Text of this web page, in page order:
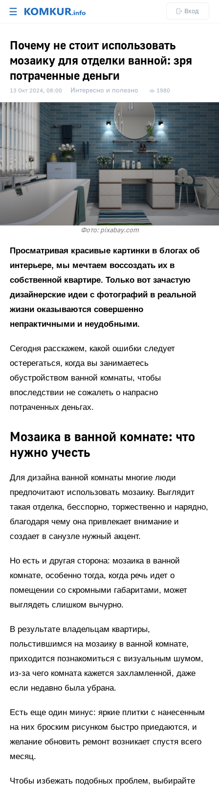
☰ Вход
Почему не стоит использовать
мозаику для отделки ванной: зря
потраченные деньги
13 Окт 2024, 08:00 Интересно и полезно 1980
Фото: pixabay.com
Просматривая красивые картинки в блогах об
интерьере, мы мечтаем воссоздать их в
собственной квартире. Только вот зачастую
дизайнерские идеи с фотографий в реальной
жизни оказываются совершенно
непрактичными и неудобными.
Сегодня расскажем, какой ошибки следует
остерегаться, когда вы занимаетесь
обустройством ванной комнаты, чтобы
впоследствии не сожалеть о напрасно
потраченных деньгах.
Мозаика в ванной комнате: что
нужно учесть
Для дизайна ванной комнаты многие люди
предпочитают использовать мозаику. Выглядит
такая отделка, бесспорно, торжественно и нарядно,
благодаря чему она привлекает внимание и
создает в санузле нужный акцент.
Но есть и другая сторона: мозаика в ванной
комнате, особенно тогда, когда речь идет о
помещении со скромными габаритами, может
выглядеть слишком вычурно.
В результате владельцам квартиры,
польстившимся на мозаику в ванной комнате,
приходится познакомиться с визуальным шумом,
из-за чего комната кажется захламленной, даже
если недавно была убрана.
Есть еще один минус: яркие плитки с нанесенным
на них броским рисунком быстро приедаются, и
желание обновить ремонт возникает спустя всего
месяц.
Чтобы избежать подобных проблем, выбирайте